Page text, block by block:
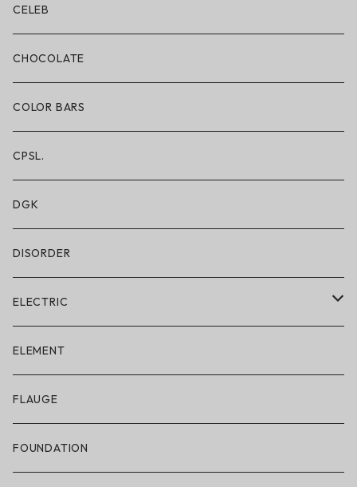
ボクサーブリーフ/ショート丈
ボクサーブリーフ/ロング丈
ショートパンツ/2 IN 1
レギンス/フルレングス10分丈
水着/スイムウェア
CELEB
CHOCOLATE
COLOR BARS
CPSL.
DGK
DISORDER
ELECTRIC
ELECTRIC × ON THE ROAM
アパレル
帽子
ELEMENT
FLAUGE
FOUNDATION